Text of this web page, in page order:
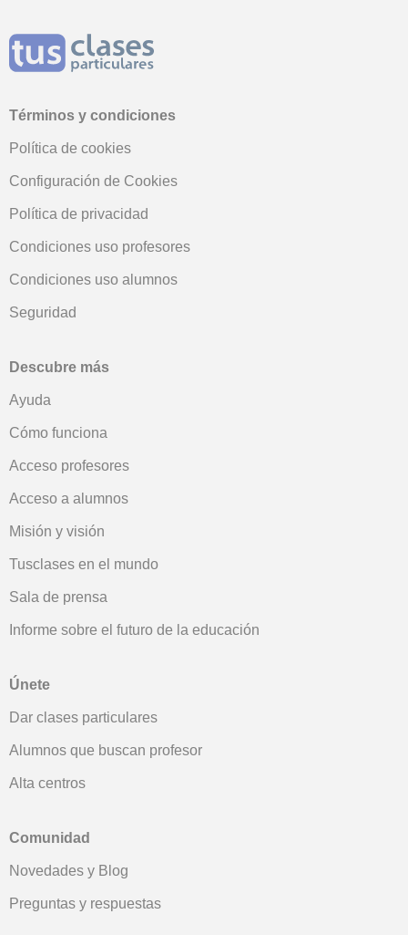
Términos y condiciones
Política de cookies
Configuración de Cookies
Política de privacidad
Condiciones uso profesores
Condiciones uso alumnos
Seguridad
Descubre más
Ayuda
Cómo funciona
Acceso profesores
Acceso a alumnos
Misión y visión
Tusclases en el mundo
Sala de prensa
Informe sobre el futuro de la educación
Únete
Dar clases particulares
Alumnos que buscan profesor
Alta centros
Comunidad
Novedades y Blog
Preguntas y respuestas